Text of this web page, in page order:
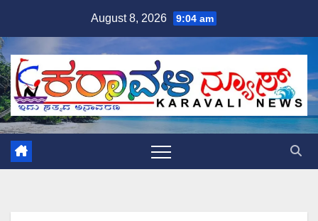
content
August 8, 2026 9:04 am